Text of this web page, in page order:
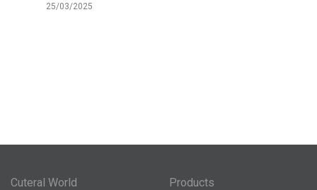
25/03/2025
Cuteral World Products